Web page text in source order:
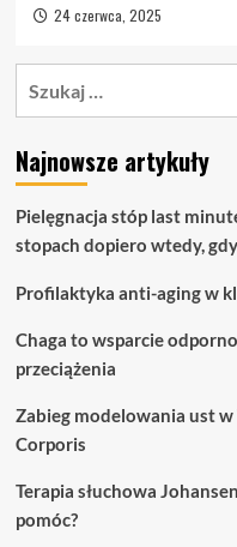
24 czerwca, 2025
Najnowsze artykuły
Pielęgnacja stóp last
stopach dopiero wtedy,
Profilaktyka anti-aging w
Chaga to wsparcie
przeciążenia
Zabieg modelowania ust
Corporis
Terapia słuchowa
pomóc?